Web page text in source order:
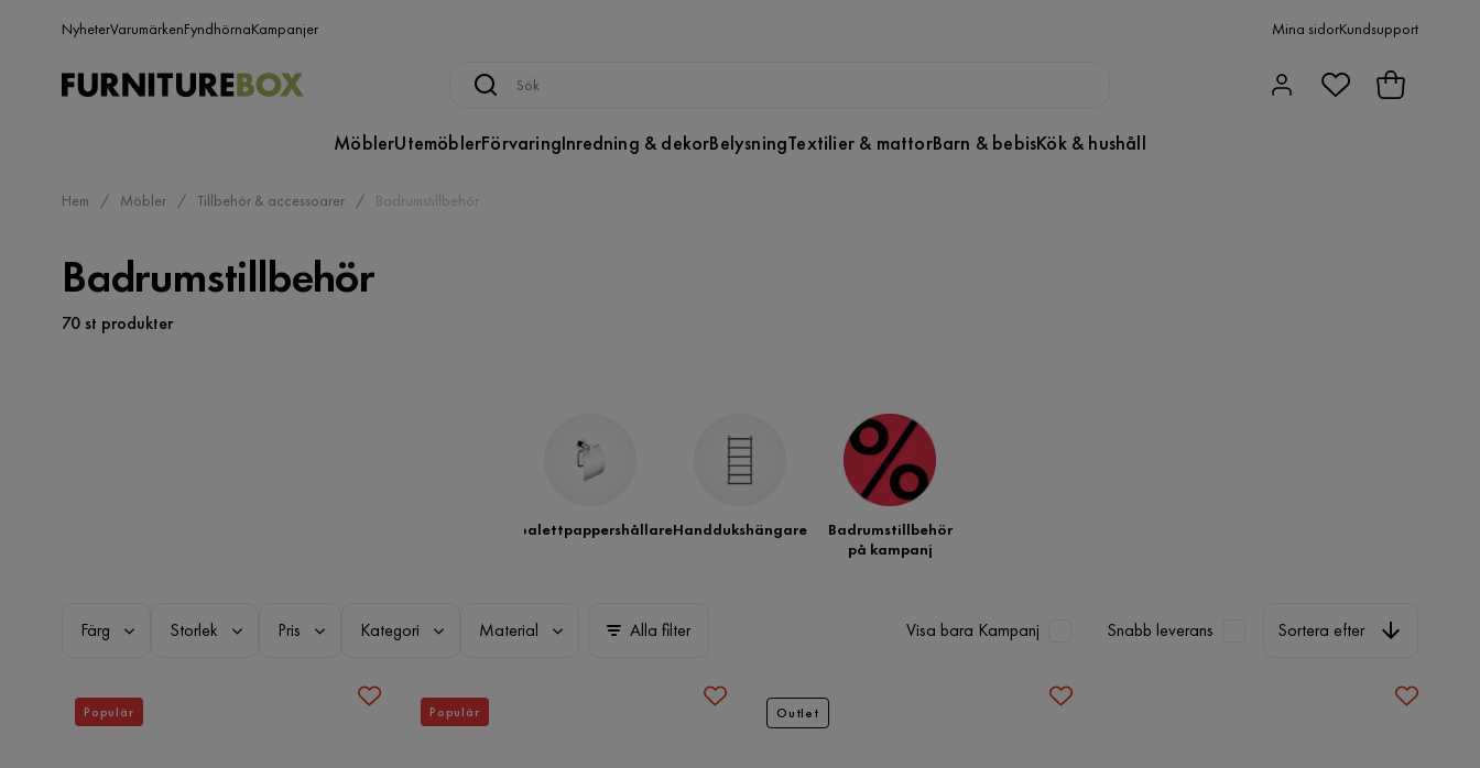
NyheterVarumärkenFyndhörnaKampanjer Mina sidorKundsupport
MöblerUtemöblerFörvaringInredning & dekorBelysningTextilier & mattorBarn & bebisKök & hushåll
Hem Möbler Tillbehör & accessoarer Badrumstillbehör
Badrumstillbehör
70 st produkter
ToalettpappershållareHanddukshängare
Badrumstillbehör
på kampanj
Färg Storlek Pris Kategori Material Alla filter Visa bara Kampanj Snabb leverans Sortera efter
Populär Populär Outlet